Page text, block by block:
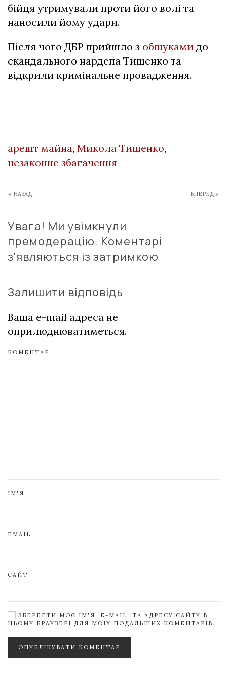
бійця утримували проти його волі та
наносили йому удари.
Після чого ДБР прийшло з обшуками до
скандального нардепа Тищенко та
відкрили кримінальне провадження.
арешт майна, Микола Тищенко,
незаконне збагачення
« НАЗАД ВПЕРЕД »
Увага! Ми увімкнули
премодерацію. Коментарі
з'являються із затримкою
Залишити відповідь
Ваша e-mail адреса не
оприлюднюватиметься.
КОМЕНТАР
ІМ'Я
EMAIL
САЙТ
ЗБЕРЕГТИ МОЄ ІМ'Я, E-MAIL, ТА АДРЕСУ САЙТУ В
ЦЬОМУ БРАУЗЕРІ ДЛЯ МОЇХ ПОДАЛЬШИХ КОМЕНТАРІВ.
ОПУБЛІКУВАТИ КОМЕНТАР